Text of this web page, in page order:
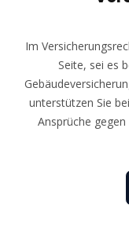
Im
Seite, sei es
unterstützen Sie
Ansprüche